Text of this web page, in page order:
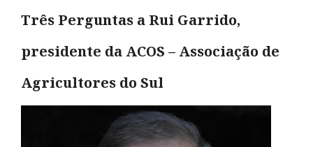
Três Perguntas a Rui Garrido,
presidente da ACOS – Associação de
Agricultores do Sul